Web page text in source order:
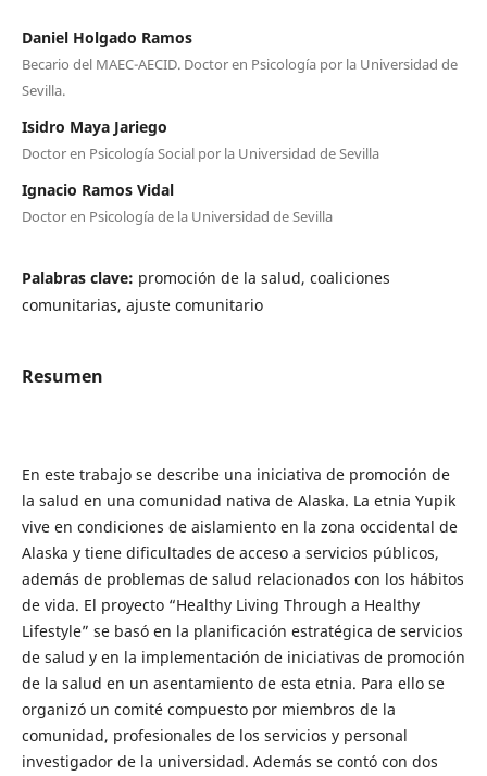
Daniel Holgado Ramos
Becario del MAEC-AECID. Doctor en Psicología por la Universidad de
Sevilla.
Isidro Maya Jariego
Doctor en Psicología Social por la Universidad de Sevilla
Ignacio Ramos Vidal
Doctor en Psicología de la Universidad de Sevilla
Palabras clave: promoción de la salud, coaliciones
comunitarias, ajuste comunitario
Resumen
En este trabajo se describe una iniciativa de promoción de
la salud en una comunidad nativa de Alaska. La etnia Yupik
vive en condiciones de aislamiento en la zona occidental de
Alaska y tiene dificultades de acceso a servicios públicos,
además de problemas de salud relacionados con los hábitos
de vida. El proyecto “Healthy Living Through a Healthy
Lifestyle” se basó en la planificación estratégica de servicios
de salud y en la implementación de iniciativas de promoción
de la salud en un asentamiento de esta etnia. Para ello se
organizó un comité compuesto por miembros de la
comunidad, profesionales de los servicios y personal
investigador de la universidad. Además se contó con dos